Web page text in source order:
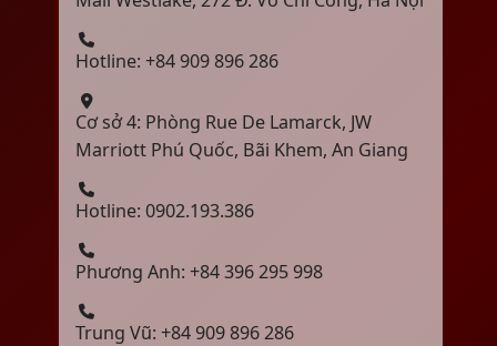
Hotline: +84 909 896 286
Cơ sở 4: Phòng Rue De Lamarck, JW
Marriott Phú Quốc, Bãi Khem, An Giang
Hotline: 0902.193.386
Phương Anh: +84 396 295 998
Trung Vũ: +84 909 896 286